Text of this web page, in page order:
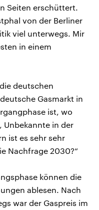
Seiten erschüttert.
von der Berliner
viel unterwegs. Mir
in einem
deutschen
Gasmarkt in
ist, wo
Unbekannte in der
ist es sehr sehr
Nachfrage 2030?“
können die
ablesen. Nach
war der Gaspreis im